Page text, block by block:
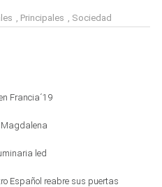
, Principales , Sociedad
Francia´19
Magdalena
led
Español reabre sus puertas